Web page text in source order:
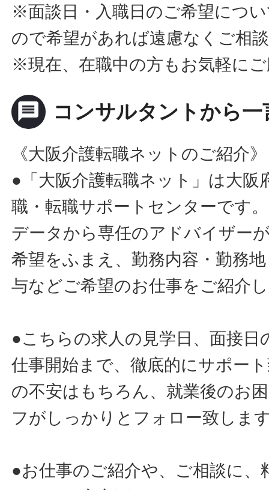
※面談日・入職日のご希望につ
ので希望があれば遠慮なくご相
※現在、在職中の方もお気軽に
message コンサルタントから一
《大阪介護転職ネットのご紹介》
●「大阪介護転職ネット」は大阪
職・転職サポートセンターです
データから専任のアドバイザー
希望をふまえ、勤務内容・勤務
与などご希望のお仕事をご紹介
●こちらの求人の見学日、面接日
仕事開始まで、徹底的にサポー
の不安はもちろん、就業後のお
フがしっかりとフォロー致しま
●お仕事のご紹介や、ご相談に